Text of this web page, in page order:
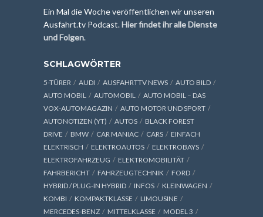
Ein Mal die Woche veröffentlichen wir unseren
Ausfahrt.tv Podcast.Hier findet ihr alle Dienste
und Folgen.
SCHLAGWÖRTER
5-TÜRER AUDI AUSFAHRTTV NEWS
AUTO BILD
AUTO MOBIL
AUTOMOBIL
AUTO MOBIL – DAS
VOX-AUTOMAGAZIN
AUTO MOTOR UND SPORT
AUTONOTIZEN (YT)
AUTOS
BLACK FOREST
DRIVE
BMW CAR MANIAC CARS
EINFACH
ELEKTRISCH
ELEKTROAUTOS
ELEKTROBAYS
ELEKTROFAHRZEUG
ELEKTROMOBILITÄT
FAHRBERICHT
FAHRZEUGTECHNIK
FORD
HYBRID / PLUG-IN HYBRID
INFOS
KLEINWAGEN
KOMBI
KOMPAKTKLASSE
LIMOUSINE
MERCEDES-BENZ
MITTELKLASSE
MODEL 3